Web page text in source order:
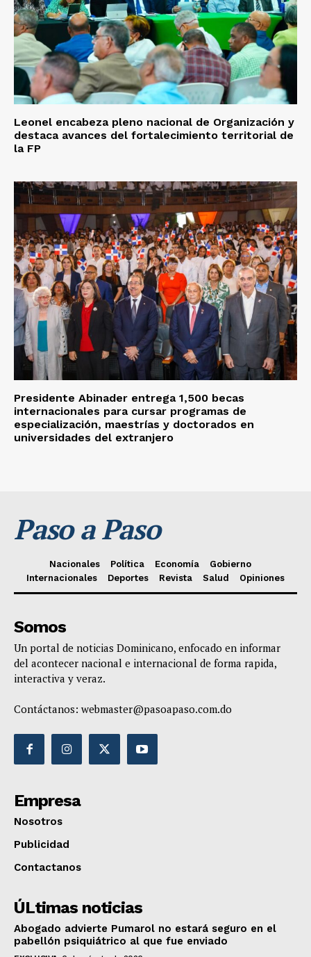
Leonel encabeza pleno nacional de Organización y
destaca avances del fortalecimiento territorial de
la FP
Presidente Abinader entrega 1,500 becas
internacionales para cursar programas de
especialización, maestrías y doctorados en
universidades del extranjero
Paso a Paso
Nacionales Política Economía
Gobierno
Internacionales
Deportes Revista Salud Opiniones
Somos
Un portal de noticias Dominicano, enfocado en informar
del acontecer nacional e internacional de forma rapida,
interactiva y veraz.
Contáctanos: webmaster@pasoapaso.com.do
Empresa
Nosotros
Publicidad
Contactanos
ÚLtimas noticias
Abogado advierte Pumarol no estará seguro en el
pabellón psiquiátrico al que fue enviado